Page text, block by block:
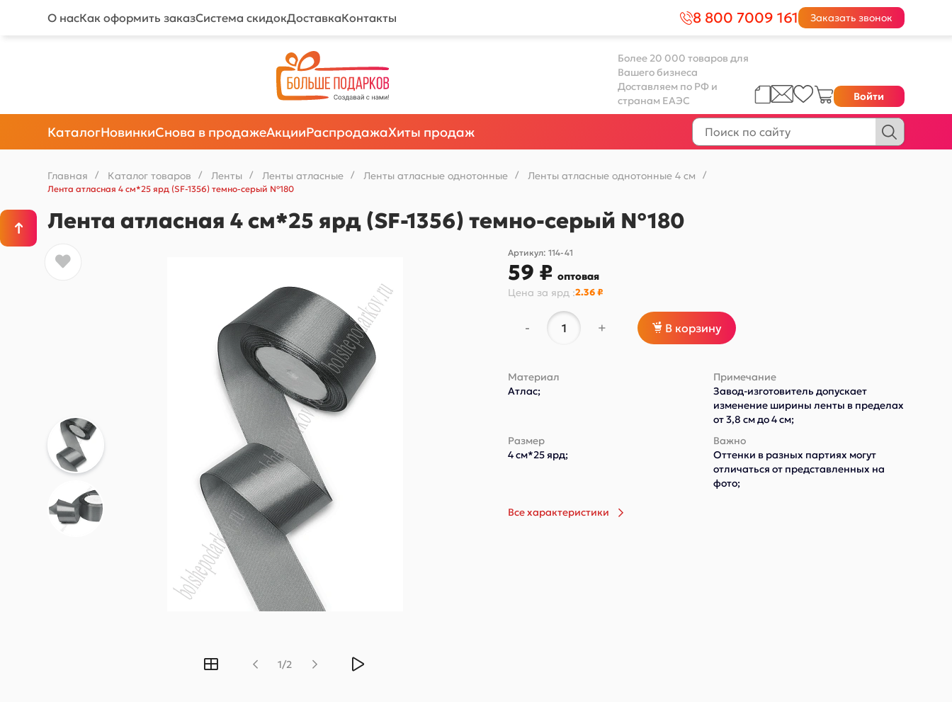
О насКак оформить заказСистема скидокДоставкаКонтакты 8 800 7009 161 Заказать звонок
Более 20 000 товаров для
Вашего бизнеса
Доставляем по РФ и
странам ЕАЭС
Войти
КаталогНовинкиСнова в продажеАкцииРаспродажаХиты продаж
Главная / Каталог товаров / Ленты / Ленты атласные / Ленты атласные однотонные / Ленты атласные однотонные 4 см
/
Лента атласная 4 см*25 ярд (SF-1356) темно-серый №180
Лента атласная 4 см*25 ярд (SF-1356) темно-серый №180
1/2
Артикул:114-41
59 ₽оптовая
Цена за ярд :2.36 ₽
- + В корзину
Материал
Атлас;
Примечание
Завод-изготовитель допускает
изменение ширины ленты в пределах
от 3,8 см до 4 см;
Размер
4 см*25 ярд;
Важно
Оттенки в разных партиях могут
отличаться от представленных на
фото;
Все характеристики